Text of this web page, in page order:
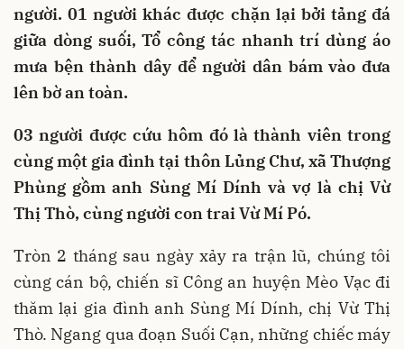
người. 01 người khác được chặn lại bởi tảng đá
giữa dòng suối, Tổ công tác nhanh trí dùng áo
mưa bện thành dây để người dân bám vào đưa
lên bờ an toàn.
03 người được cứu hôm đó là thành viên trong
cùng một gia đình tại thôn Lủng Chư, xã Thượng
Phùng gồm anh Sùng Mí Dính và vợ là chị Vừ
Thị Thò, cùng người con trai Vừ Mí Pó.
Tròn 2 tháng sau ngày xảy ra trận lũ, chúng tôi
cùng cán bộ, chiến sĩ Công an huyện Mèo Vạc đi
thăm lại gia đình anh Sùng Mí Dính, chị Vừ Thị
Thò. Ngang qua đoạn Suối Cạn, những chiếc máy